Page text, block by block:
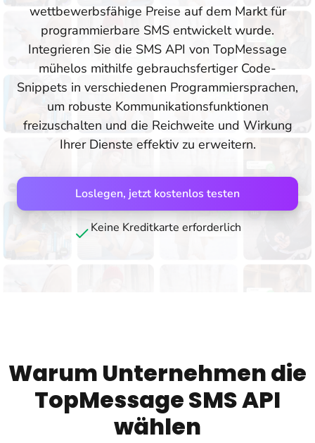
wettbewerbsfähige Preise auf dem Markt für
programmierbare SMS entwickelt wurde.
Integrieren Sie die SMS API von TopMessage
mühelos mithilfe gebrauchsfertiger Code-
Snippets in verschiedenen Programmiersprachen,
um robuste Kommunikationsfunktionen
freizuschalten und die Reichweite und Wirkung
Ihrer Dienste effektiv zu erweitern.
Loslegen, jetzt kostenlos testen
Keine Kreditkarte erforderlich
Warum Unternehmen die
TopMessage SMS API
wählen